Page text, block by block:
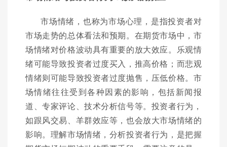
市场情绪，也称为市场心理，是指投资者对
市场走势的总体看法和预期。在期货市场中，市
场情绪对价格波动具有重要的放大效应。乐观情
绪可能导致投资者过度买入，推高价格；而悲观
情绪则可能导致投资者过度抛售，压低价格。市
场情绪往往受到各种因素的影响，包括新闻报
道、专家评论、技术分析信号等。投资者行为，
如跟风交易、羊群效应等，也会放大市场情绪的
影响。理解市场情绪，分析投资者行为，是把握